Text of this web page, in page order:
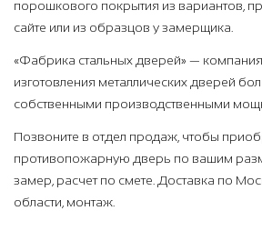
порошкового покрытия из вариантов,
сайте или из образцов у замерщика.
«Фабрика стальных дверей» —
изготовления металлических дверей
собственными производственными
Позвоните в отдел продаж, чтобы
противопожарную дверь по вашим
замер, расчет по смете. Доставка по
области, монтаж.